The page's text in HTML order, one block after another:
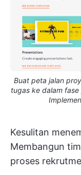
Buat peta jalan
tugas ke dalam
Kesulitan
Membangun
proses